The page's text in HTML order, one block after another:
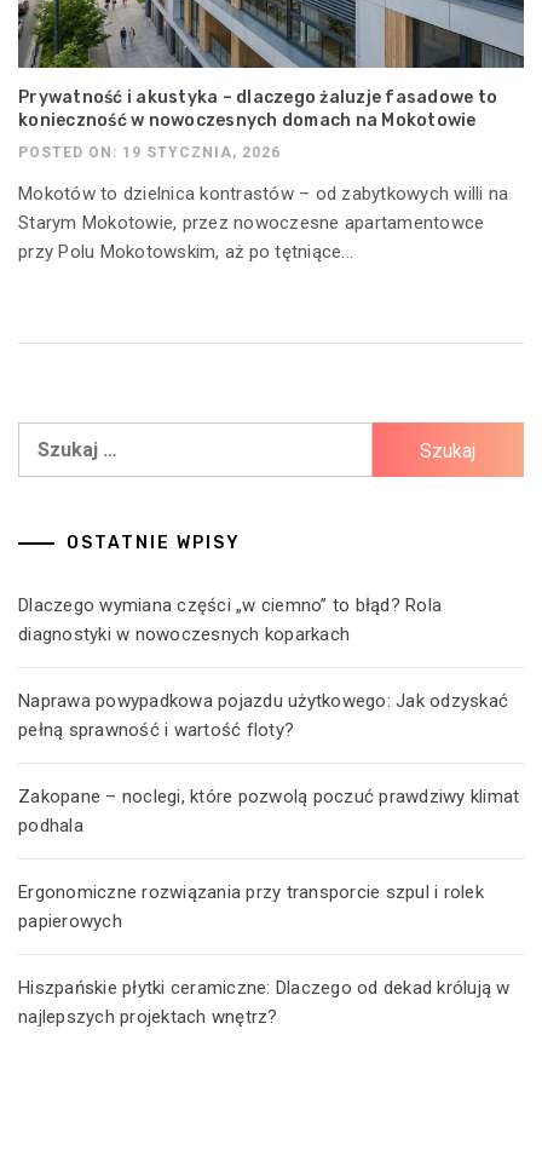
Prywatność i akustyka – dlaczego żaluzje fasadowe to
konieczność w nowoczesnych domach na Mokotowie
POSTED ON: 19 STYCZNIA, 2026
Mokotów to dzielnica kontrastów – od zabytkowych willi na
Starym Mokotowie, przez nowoczesne apartamentowce
przy Polu Mokotowskim, aż po tętniące...
Szukaj:
OSTATNIE WPISY
Dlaczego wymiana części „w ciemno” to błąd? Rola
diagnostyki w nowoczesnych koparkach
Naprawa powypadkowa pojazdu użytkowego: Jak odzyskać
pełną sprawność i wartość floty?
Zakopane – noclegi, które pozwolą poczuć prawdziwy klimat
podhala
Ergonomiczne rozwiązania przy transporcie szpul i rolek
papierowych
Hiszpańskie płytki ceramiczne: Dlaczego od dekad królują w
najlepszych projektach wnętrz?